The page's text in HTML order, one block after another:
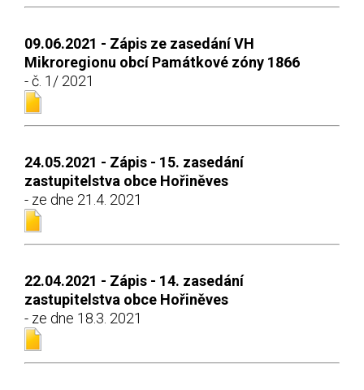
09.06.2021 - Zápis ze zasedání VH
Mikroregionu obcí Památkové zóny 1866
- č. 1/ 2021
24.05.2021 - Zápis - 15. zasedání
zastupitelstva obce Hořiněves
- ze dne 21.4. 2021
22.04.2021 - Zápis - 14. zasedání
zastupitelstva obce Hořiněves
- ze dne 18.3. 2021